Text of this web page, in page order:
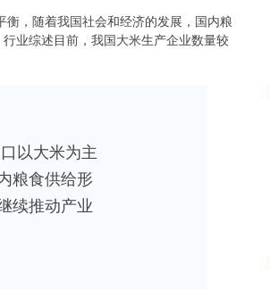
，随着我国社会和经济的发展，国内粮
业综述目前，我国大米生产企业数量较
以大米为主
粮食供给形
续推动产业